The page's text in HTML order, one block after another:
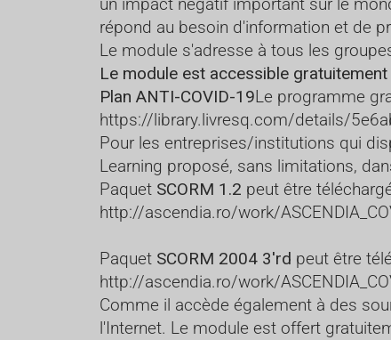
un impact négatif important sur le
répond au besoin d'information et de
Le module s'adresse à tous les
Le module est accessible gratuitement
Plan ANTI-COVID-19Le programme
https://library.livresq.com/details/
Pour les entreprises/institutions qui
Learning proposé, sans limitations,
Paquet SCORM 1.2 peut être
http://ascendia.ro/work/
Paquet SCORM 2004 3'rd peut être
http://ascendia.ro/work/
Comme il accède également à des
l'Internet. Le module est offert